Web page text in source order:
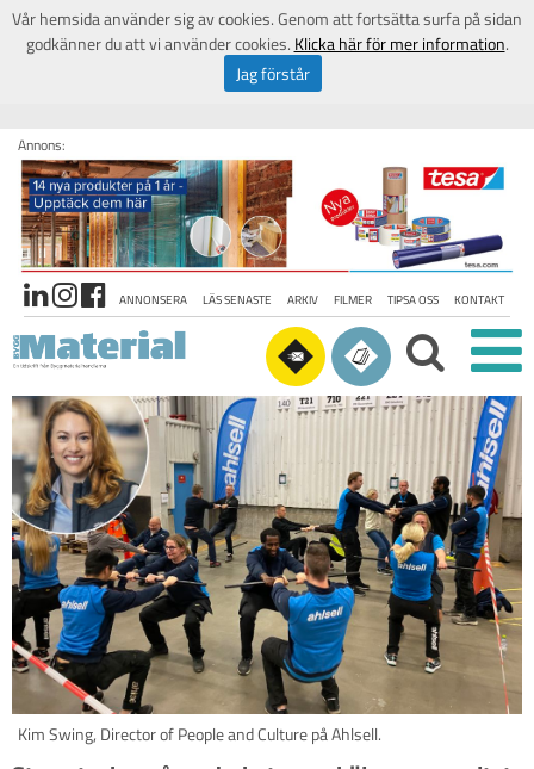
Annons:
ANNONSERA LÄS SENASTE ARKIV FILMER TIPSA OSS KONTAKT
Kim Swing, Director of People and Culture på Ahlsell.
Vår hemsida använder sig av cookies. Genom att fortsätta surfa på sidan
godkänner du att vi använder cookies. Klicka här för mer information.
Jag förstår